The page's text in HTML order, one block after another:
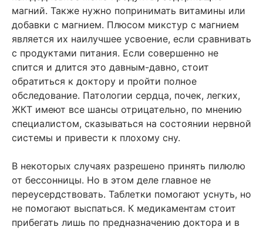
магний. Также нужно попринимать витамины или
добавки с магнием. Плюсом микстур с магнием
является их наилучшее усвоение, если сравнивать
с продуктами питания. Если совершенно не
спится и длится это давным-давно, стоит
обратиться к доктору и пройти полное
обследование. Патологии сердца, почек, легких,
ЖКТ имеют все шансы отрицательно, по мнению
специалистом, сказываться на состоянии нервной
системы и привести к плохому сну.
В некоторых случаях разрешено принять пилюлю
от бессонницы. Но в этом деле главное не
переусердствовать. Таблетки помогают уснуть, но
не помогают выспаться. К медикаментам стоит
прибегать лишь по предназначению доктора и в